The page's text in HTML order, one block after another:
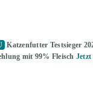
Katzenfutter Testsieger
mit 99% Fleisch Jetzt